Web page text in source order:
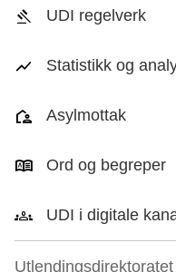
UDI regelverk
Statistikk og
Asylmottak
Ord og begreper
UDI i digitale